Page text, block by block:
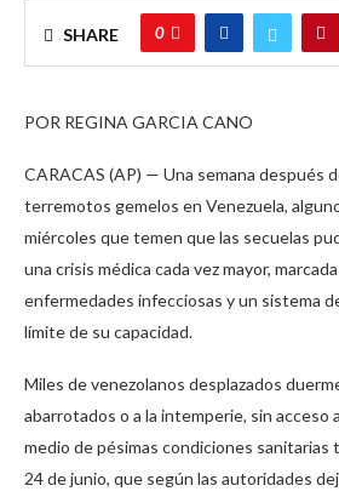
SHARE 0
POR REGINA GARCIA CANO
CARACAS (AP) — Una semana después
terremotos gemelos en Venezuela,
miércoles que temen que las secuelas
una crisis médica cada vez mayor,
enfermedades infecciosas y un sistema
límite de su capacidad.
Miles de venezolanos desplazados
abarrotados o a la intemperie, sin acceso
medio de pésimas condiciones
24 de junio, que según las autoridades